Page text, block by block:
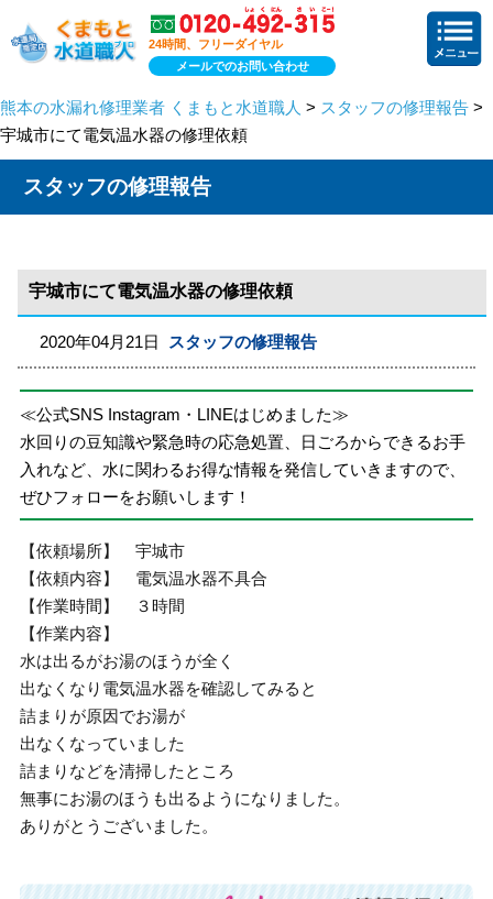
24時間、フリーダイヤル
メールでのお問い合わせ
熊本の水漏れ修理業者 くまもと水道職人 > スタッフの修理報告 >
宇城市にて電気温水器の修理依頼
スタッフの修理報告
宇城市にて電気温水器の修理依頼
2020年04月21日 スタッフの修理報告
≪公式SNS Instagram・LINEはじめました≫
水回りの豆知識や緊急時の応急処置、日ごろからできるお手
入れなど、水に関わるお得な情報を発信していきますので、
ぜひフォローをお願いします！
【依頼場所】 宇城市
【依頼内容】 電気温水器不具合
【作業時間】 ３時間
【作業内容】
水は出るがお湯のほうが全く
出なくなり電気温水器を確認してみると
詰まりが原因でお湯が
出なくなっていました
詰まりなどを清掃したところ
無事にお湯のほうも出るようになりました。
ありがとうございました。